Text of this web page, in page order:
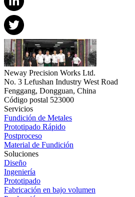
Neway Precision Works Ltd.
No. 3 Lefushan Industry West Road
Fenggang, Dongguan, China
Código postal 523000
Servicios
Fundición de Metales
Prototipado Rápido
Postproceso
Material de Fundición
Soluciones
Diseño
Ingeniería
Prototipado
Fabricación en bajo volumen